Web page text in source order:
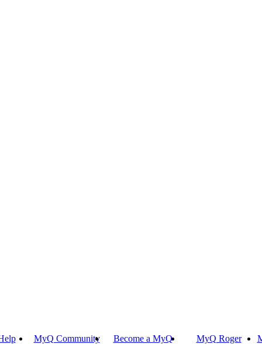
MyQ Community
Become a MyQ
MyQ Roger